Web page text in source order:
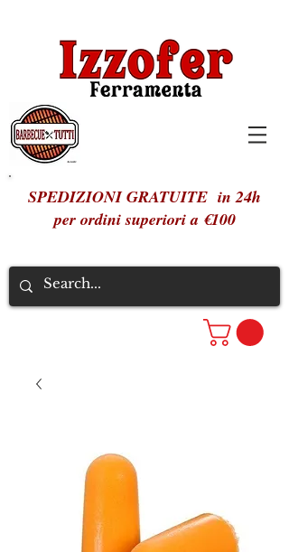
SPEDIZIONI GRATUITE in 24h
per ordini superiori a €100